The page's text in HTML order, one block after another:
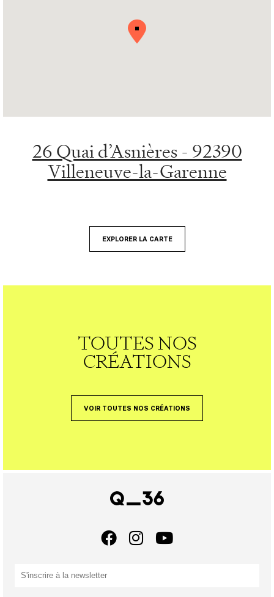
26 Quai d’Asnières - 92390
Villeneuve-la-Garenne
EXPLORER LA CARTE
TOUTES NOS
CRÉATIONS
VOIR TOUTES NOS CRÉATIONS